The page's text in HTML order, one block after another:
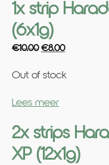
1x strip
(6x1g)
€10.00 Original
was:
€8.00Current
is:
Out of stock
Lees meer
2x strips
XP (12x1g)